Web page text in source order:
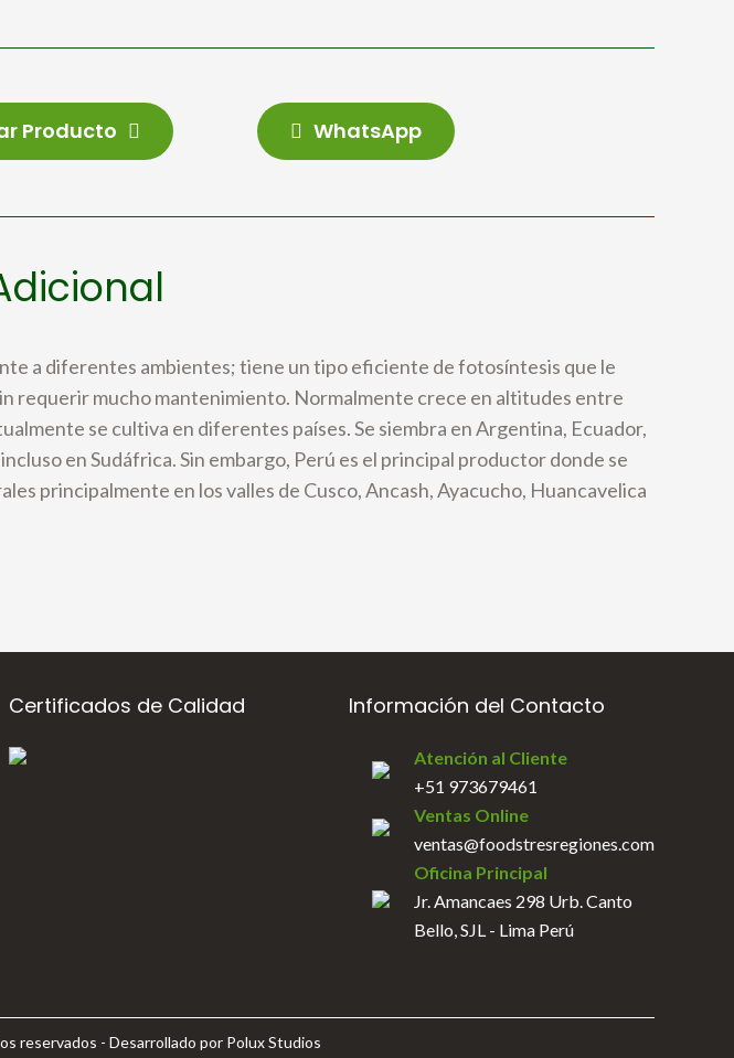
Producto WhatsApp
a diferentes ambientes; tiene un tipo eficiente de fotosíntesis que le
requerir mucho mantenimiento. Normalmente crece en altitudes entre
se cultiva en diferentes países. Se siembra en Argentina, Ecuador,
en Sudáfrica. Sin embargo, Perú es el principal productor donde se
principalmente en los valles de Cusco, Ancash, Ayacucho, Huancavelica
Certificados de Calidad Información del Contacto
Atención al Cliente
+51 973679461
Ventas Online
ventas@foodstresregiones.com
Oficina Principal
Jr. Amancaes 298 Urb. Canto
Bello, SJL - Lima Perú
reservados - Desarrollado por Polux Studios